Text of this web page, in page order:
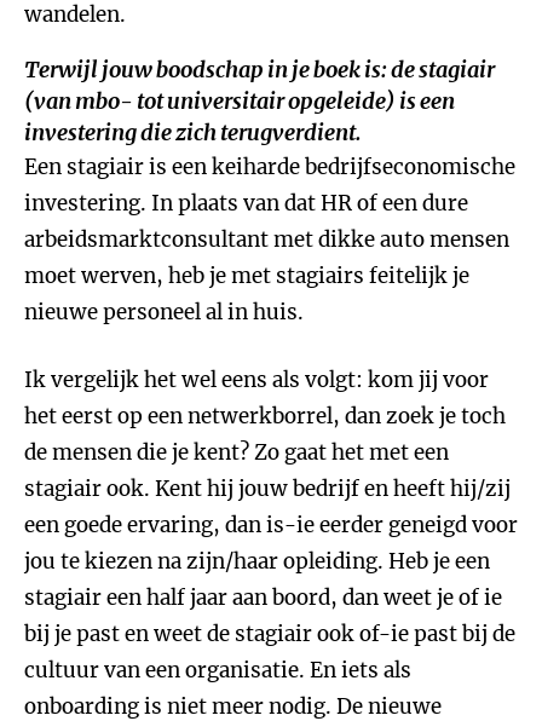
wandelen.
Terwijl jouw boodschap in je boek is: de stagiair
(van mbo- tot universitair opgeleide) is een
investering die zich terugverdient.
Een stagiair is een keiharde bedrijfseconomische
investering. In plaats van dat HR of een dure
arbeidsmarktconsultant met dikke auto mensen
moet werven, heb je met stagiairs feitelijk je
nieuwe personeel al in huis.
Ik vergelijk het wel eens als volgt: kom jij voor
het eerst op een netwerkborrel, dan zoek je toch
de mensen die je kent? Zo gaat het met een
stagiair ook. Kent hij jouw bedrijf en heeft hij/zij
een goede ervaring, dan is-ie eerder geneigd voor
jou te kiezen na zijn/haar opleiding. Heb je een
stagiair een half jaar aan boord, dan weet je of ie
bij je past en weet de stagiair ook of-ie past bij de
cultuur van een organisatie. En iets als
onboarding is niet meer nodig. De nieuwe